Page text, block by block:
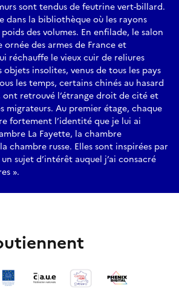
sont tendus de feutrine vert-billard.
dans la bibliothèque où les rayons
des volumes. En enfilade, le salon
ornée des armes de France et
réchauffe le vieux cuir de reliures
objets insolites, venus de tous les pays
les temps, certains chinés au hasard
ont retrouvé l’étrange droit de cité et
migrateurs. Au premier étage, chaque
fortement l’identité que je lui ai
La Fayette, la chambre
chambre russe. Elles sont inspirées par
sujet d’intérêt auquel j’ai consacré
».